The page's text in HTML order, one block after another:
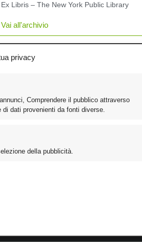
privacy
Comprendere il pubblico attraverso
dati provenienti da fonti diverse.
della pubblicità.
Ex Libris – The New York Public Library
Vai all'archivio